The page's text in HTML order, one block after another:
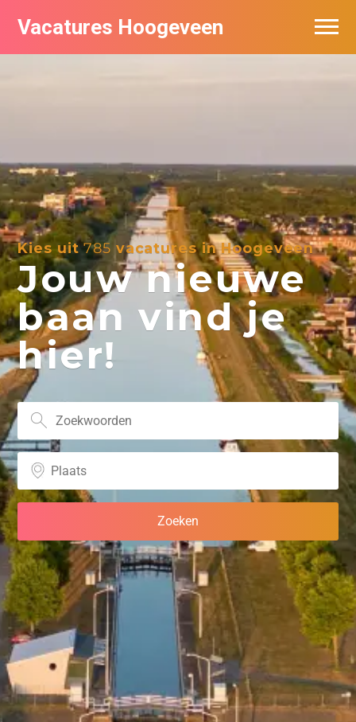
Vacatures Hoogeveen
Kies uit785 vacatures in Hoogeveen
Jouw nieuwe
baan vind je
hier!
Vacatures per bedrijf